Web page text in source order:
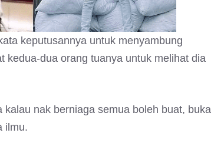
keputusannya untuk menyambung
kedua-dua orang tuanya untuk melihat dia
nak berniaga semua boleh buat, buka
ilmu.